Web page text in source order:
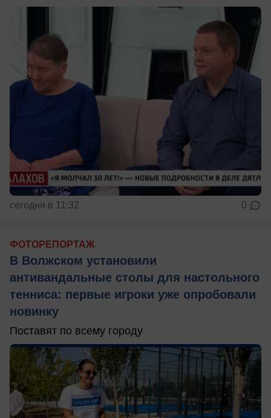
сегодня в 11:32 0
ФОТОРЕПОРТАЖ
В Волжском установили
антивандальные столы для настольного
тенниса: первые игроки уже опробовали
новинку
Поставят по всему городу